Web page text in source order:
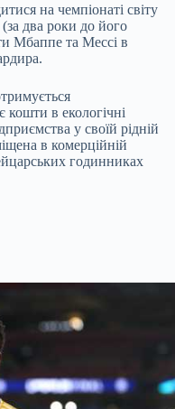
на чемпіонаті світу
два роки до його
Мбаппе та Мессі в
кошти в екологічні
у своїй рідній
в комерційній
годинниках